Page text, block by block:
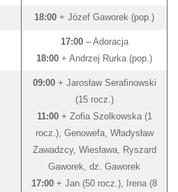
18:00 + Józef Gaworek (pop.)
17:00– Adoracja
18:00 + Andrzej Rurka (pop.)
09:00+ Jarosław Serafinowski
(15 rocz.)
11:00+ Zofia Szolkowska (1
rocz.), Genowefa, Władysław
Zawadzcy, Wiesława, Ryszard
Gaworek, dz. Gaworek
17:00 + Jan (50 rocz.), Irena (8